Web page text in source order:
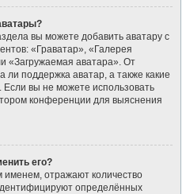
вы можете добавить аватару с
«Граватар», «Галерея
«Загружаемая аватара». От
ли поддержка аватар, а также какие
вы не можете использовать
конференции для выяснения
его?
отражают количество
определённых